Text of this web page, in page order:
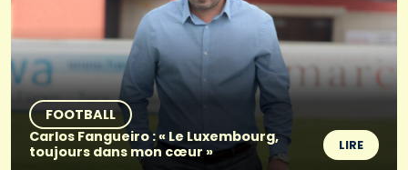
FOOTBALL
Carlos Fangueiro : « Le Luxembourg,
toujours dans mon cœur »
LIRE